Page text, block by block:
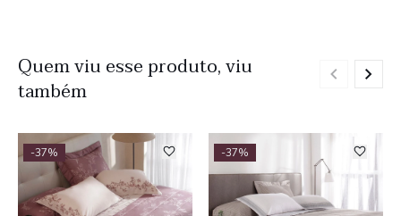
Quem viu esse produto, viu
também
-37% -37%